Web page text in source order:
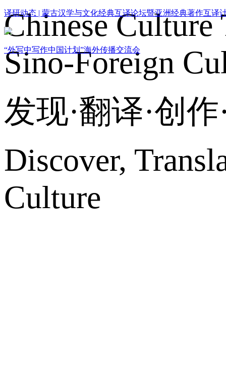
译研动态 | 蒙古汉学与文化经典互译论坛暨亚洲经典著作互译
“外写中写作中国计划”海外传播交流会
Chinese
Sino-Foreign
发现·翻译·创
Discover,
Culture